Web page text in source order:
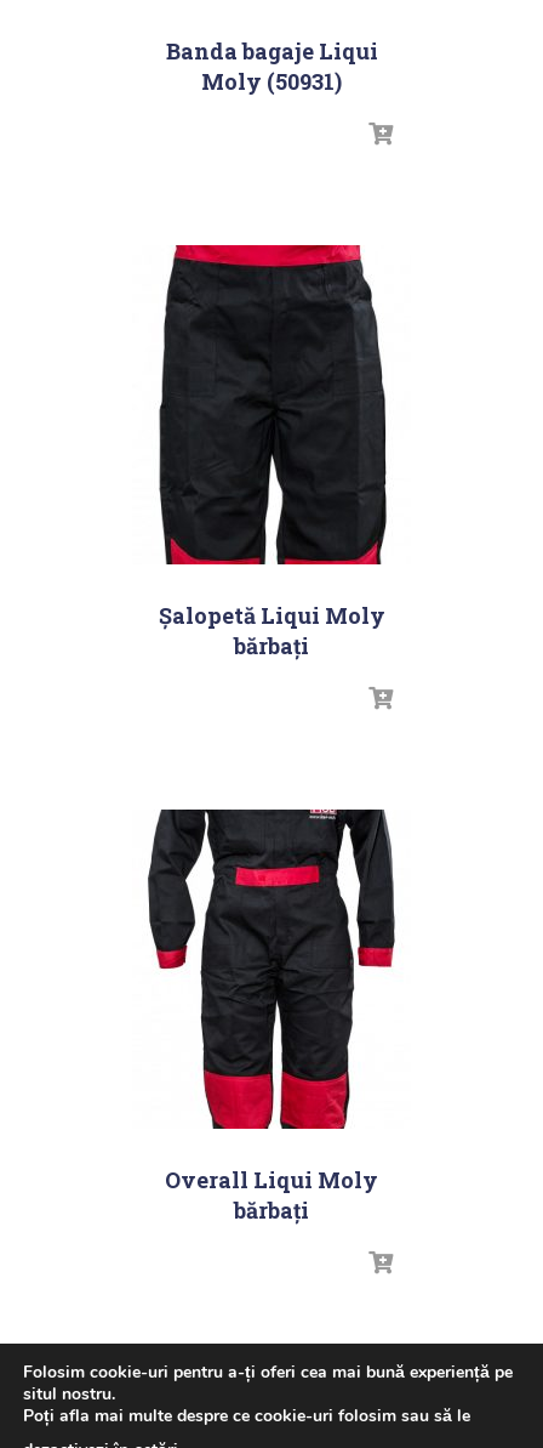
Banda bagaje Liqui
Moly (50931)
Șalopetă Liqui Moly
bărbați
Overall Liqui Moly
bărbați
ACASA GHID ULEI – LIQUI MOLY NOUTATI
Folosim cookie-uri pentru a-ți oferi cea mai bună experiență pe
situl nostru.
Poți afla mai multe despre ce cookie-uri folosim sau să le